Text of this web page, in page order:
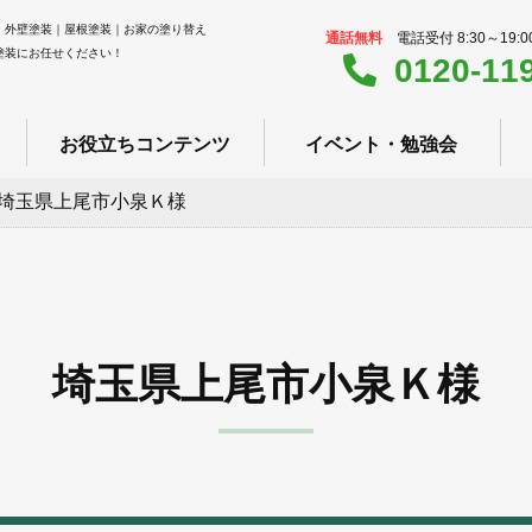
壁塗装｜屋根塗装｜お家の塗り替え
にお任せください！
通話無料 電話受付 8:30～
0120-
お役立ちコンテンツ イベント・勉強会
玉県上尾市小泉Ｋ様
埼玉県上尾市小泉Ｋ様